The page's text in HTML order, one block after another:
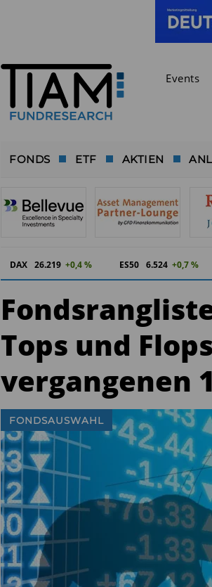
Events
FONDS ETF AKTIEN
DAX 26.219 +0,4 % ES50 6.524 +0,7 %
Tops und
vergangenen
FONDSAUSWAHL